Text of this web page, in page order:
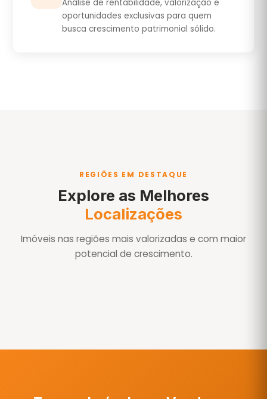
Análise de rentabilidade, valorização e
oportunidades exclusivas para quem
busca crescimento patrimonial sólido.
REGIÕES EM DESTAQUE
Explore as Melhores
Localizações
Imóveis nas regiões mais valorizadas e com maior
potencial de crescimento.
Águas de São Pedro